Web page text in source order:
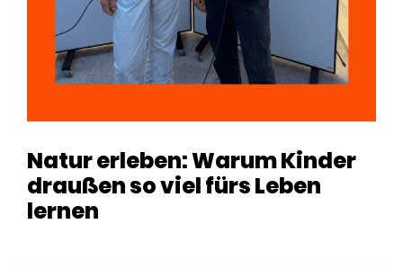
Natur erleben: Warum Kinder
draußen so viel fürs Leben
lernen